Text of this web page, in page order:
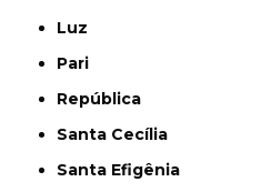
Luz
Pari
República
Santa Cecília
Santa Efigênia